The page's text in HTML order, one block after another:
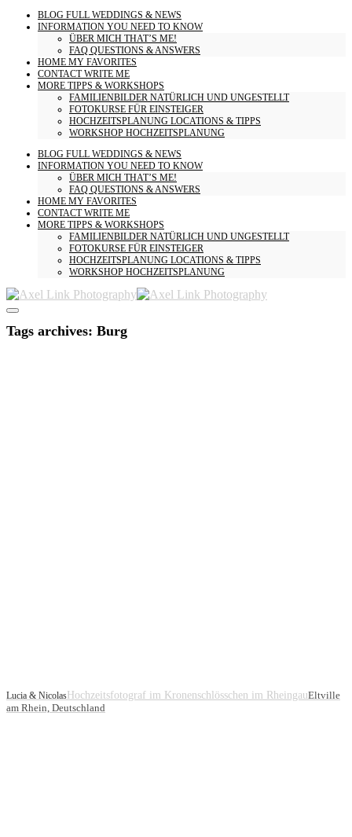
BLOG FULL WEDDINGS & NEWS
INFORMATION YOU NEED TO KNOW
ÜBER MICH THAT’S ME!
FAQ QUESTIONS & ANSWERS
HOME MY FAVORITES
CONTACTWRITE ME
MORE TIPPS & WORKSHOPS
FAMILIENBILDER NATÜRLICH UND UNGESTELLT
FOTOKURSE FÜR EINSTEIGER
HOCHZEITSPLANUNG LOCATIONS & TIPPS
WORKSHOP HOCHZEITSPLANUNG
BLOG FULL WEDDINGS & NEWS
INFORMATION YOU NEED TO KNOW
ÜBER MICH THAT’S ME!
FAQ QUESTIONS & ANSWERS
HOME MY FAVORITES
CONTACTWRITE ME
MORE TIPPS & WORKSHOPS
FAMILIENBILDER NATÜRLICH UND UNGESTELLT
FOTOKURSE FÜR EINSTEIGER
HOCHZEITSPLANUNG LOCATIONS & TIPPS
WORKSHOP HOCHZEITSPLANUNG
Tags archives: Burg
Lucia & Nicolas Hochzeitsfotograf im Kronenschlösschen im RheingauEltville
am Rhein, Deutschland